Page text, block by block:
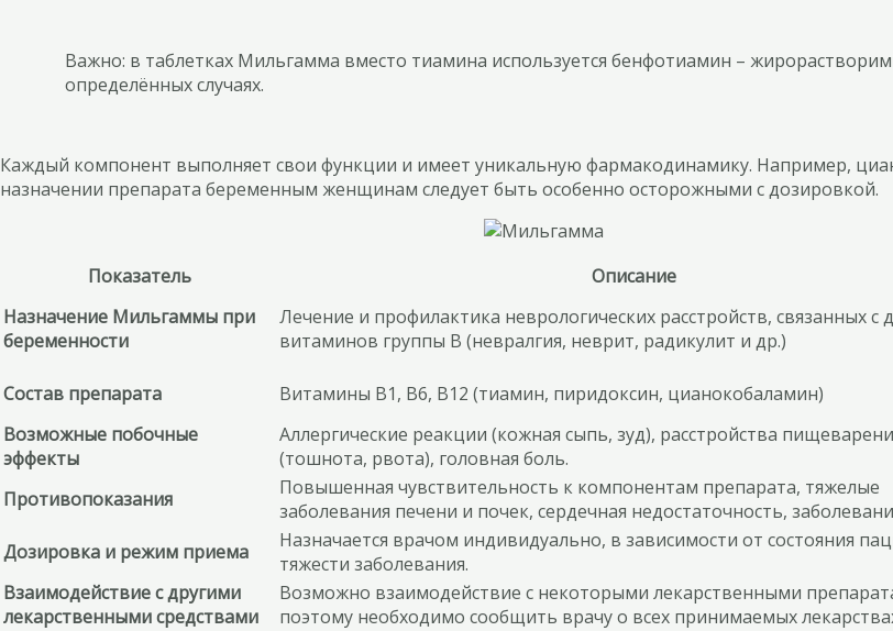
Важно: в таблетках Мильгамма вместо тиамина используется бенфотиамин –
определённых случаях.
Каждый компонент выполняет свои функции и имеет уникальную фармакодинамику. Например,
назначении препарата беременным женщинам следует быть особенно осторожными с дозировкой.
Показатель Описание
Назначение Мильгаммы при
беременности
Лечение и профилактика неврологических расстройств, связанных с
витаминов группы В (невралгия, неврит, радикулит и др.)
Состав препарата
Витамины В1, В6, В12 (тиамин, пиридоксин, цианокобаламин)
Возможные побочные
эффекты
Аллергические реакции (кожная сыпь, зуд), расстройства
(тошнота, рвота), головная боль.
Противопоказания
Повышенная чувствительность к компонентам препарата, тяжелые
заболевания печени и почек, сердечная недостаточность,
Дозировка и режим приема
Назначается врачом индивидуально, в зависимости от состояния
тяжести заболевания.
Взаимодействие с другими
лекарственными средствами
Возможно взаимодействие с некоторыми лекарственными
поэтому необходимо сообщить врачу о всех принимаемых